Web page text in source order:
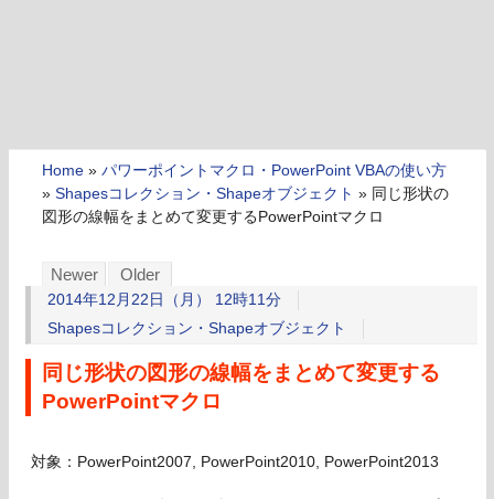
Home » パワーポイントマクロ・PowerPoint VBAの使い方
» Shapesコレクション・Shapeオブジェクト » 同じ形状の
図形の線幅をまとめて変更するPowerPointマクロ
Newer Older
2014年12月22日（月） 12時11分
Shapesコレクション・Shapeオブジェクト
同じ形状の図形の線幅をまとめて変更する
PowerPointマクロ
対象：PowerPoint2007, PowerPoint2010, PowerPoint2013